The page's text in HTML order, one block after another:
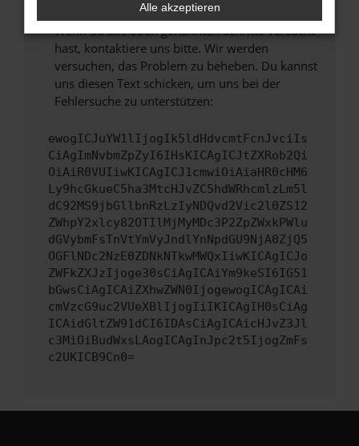
Wende dich an den Webseitenbetreiber.
Wenn du alle oben genannten Schritte versucht
hast, kontaktiere uns bitte. Wir werden
versuchen, das Problem zu beheben. Du kannst
uns diesen Text schicken, um uns bei der
Fehlersuche zu unterstützen:
ewogICJuYW1lIjogIk5ldHdvcmtFcnJvciIs
CiAgImNvbmZpZyI6IHsKICAgICJtZXRob2Qi
OiAiR0VUIiwKICAgICJ1cmwiOiAiaHR0cHM6
Ly9hcGkueC5ha3MtcHJvZC5hdWRhcmlzLm5l
dC92MS9jbGllbnRzLzIyNDQvd2Vic2l0ZS12
ZWhpY2xlcy82OTIlMjMyMDc3P2ZpZWxkPWlu
dGVybmFsTnVtYmVyJndlYnNpdGU9NjA0ZjQ5
OGFlNDc2NzE0ZDNkNTkwMWQxIiwKICAgICJo
ZWFkZXJzIjoge30sCiAgICAiYm9keSI6IG51
bGwsCiAgICAiZXhwZWN0IjogewogICAgICAi
cmVzcG9uc2VUeXBlIjogIiIKICAgIH0sCiAg
ICAidGltZW91dCI6IDAsCiAgICAicHJvZ3Jl
c3MiOiBudWxsLAogICAgInJpc2t5IjogZmFs
c2UKICB9Cn0=
Alle akzeptieren